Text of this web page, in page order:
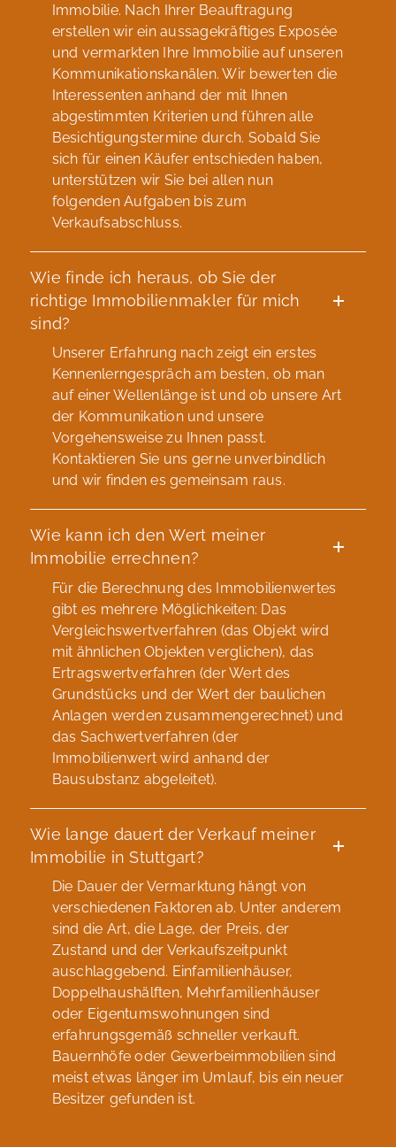
Immobilie. Nach Ihrer Beauftragung
erstellen wir ein aussagekräftiges Exposée
und vermarkten Ihre Immobilie auf unseren
Kommunikationskanälen. Wir bewerten die
Interessenten anhand der mit Ihnen
abgestimmten Kriterien und führen alle
Besichtigungstermine durch. Sobald Sie
sich für einen Käufer entschieden haben,
unterstützen wir Sie bei allen nun
folgenden Aufgaben bis zum
Verkaufsabschluss.
Wie finde ich heraus, ob Sie der
richtige Immobilienmakler für mich
sind?
Unserer Erfahrung nach zeigt ein erstes
Kennenlerngespräch am besten, ob man
auf einer Wellenlänge ist und ob unsere Art
der Kommunikation und unsere
Vorgehensweise zu Ihnen passt.
Kontaktieren Sie uns gerne unverbindlich
und wir finden es gemeinsam raus.
Wie kann ich den Wert meiner
Immobilie errechnen?
Für die Berechnung des Immobilienwertes
gibt es mehrere Möglichkeiten: Das
Vergleichswertverfahren (das Objekt wird
mit ähnlichen Objekten verglichen), das
Ertragswertverfahren (der Wert des
Grundstücks und der Wert der baulichen
Anlagen werden zusammengerechnet) und
das Sachwertverfahren (der
Immobilienwert wird anhand der
Bausubstanz abgeleitet).
Wie lange dauert der Verkauf meiner
Immobilie in Stuttgart?
Die Dauer der Vermarktung hängt von
verschiedenen Faktoren ab. Unter anderem
sind die Art, die Lage, der Preis, der
Zustand und der Verkaufszeitpunkt
auschlaggebend. Einfamilienhäuser,
Doppelhaushälften, Mehrfamilienhäuser
oder Eigentumswohnungen sind
erfahrungsgemäß schneller verkauft.
Bauernhöfe oder Gewerbeimmobilien sind
meist etwas länger im Umlauf, bis ein neuer
Besitzer gefunden ist.